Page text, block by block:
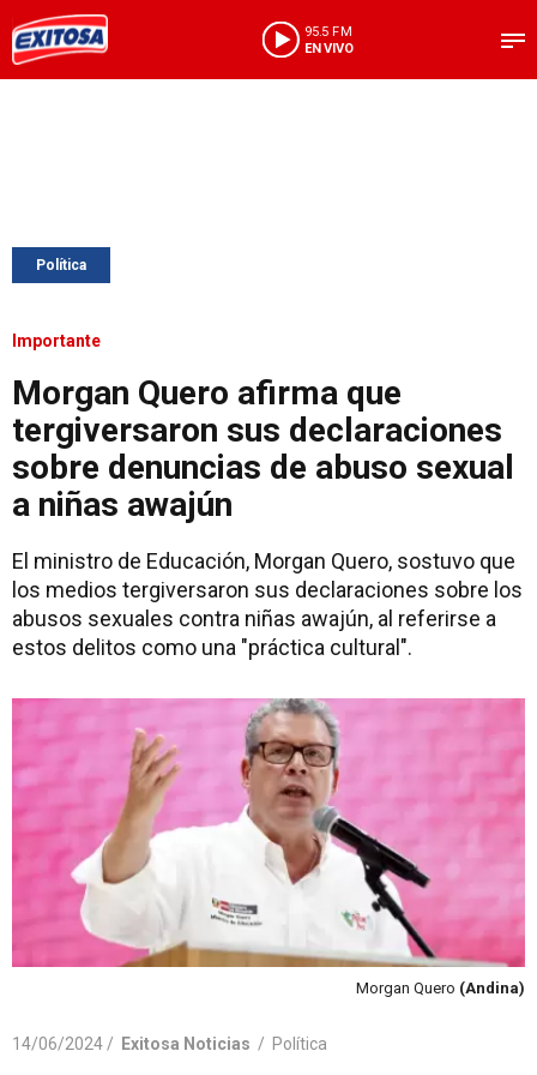
95.5 FM
EN VIVO
Política
Importante
Morgan Quero afirma que
tergiversaron sus declaraciones
sobre denuncias de abuso sexual
a niñas awajún
El ministro de Educación, Morgan Quero, sostuvo que
los medios tergiversaron sus declaraciones sobre los
abusos sexuales contra niñas awajún, al referirse a
estos delitos como una "práctica cultural".
Morgan Quero (Andina)
14/06/2024 / Exitosa Noticias / Política